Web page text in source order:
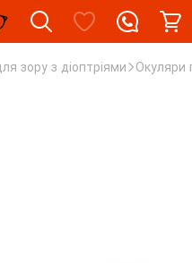
зору з діоптріями Окуляри